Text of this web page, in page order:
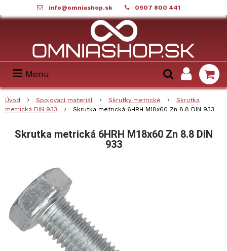
info@omniashop.sk 0907 800 441
Menu
Úvod Spojovací materiál Skrutky metrické
Skrutka
metrická DIN 933
Skrutka metrická 6HRH M18x60 Zn 8.8 DIN 933
Skrutka metrická 6HRH M18x60 Zn 8.8 DIN
933